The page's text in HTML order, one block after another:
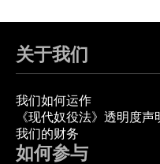
关于我们
我们如何运作
《现代奴役法》透明度声
我们的财务
如何参与